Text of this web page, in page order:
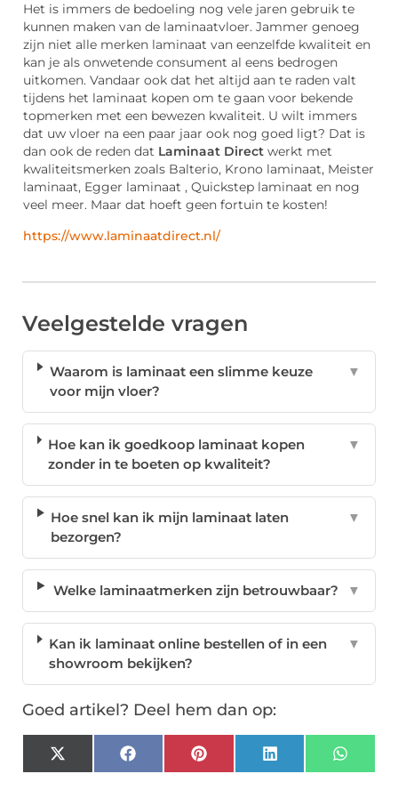
Het is immers de bedoeling nog vele jaren gebruik te
kunnen maken van de laminaatvloer. Jammer genoeg
zijn niet alle merken laminaat van eenzelfde kwaliteit en
kan je als onwetende consument al eens bedrogen
uitkomen. Vandaar ook dat het altijd aan te raden valt
tijdens het laminaat kopen om te gaan voor bekende
topmerken met een bewezen kwaliteit. U wilt immers
dat uw vloer na een paar jaar ook nog goed ligt? Dat is
dan ook de reden dat Laminaat Direct werkt met
kwaliteitsmerken zoals Balterio, Krono laminaat, Meister
laminaat, Egger laminaat , Quickstep laminaat en nog
veel meer. Maar dat hoeft geen fortuin te kosten!
https://www.laminaatdirect.nl/
Veelgestelde vragen
Waarom is laminaat een slimme keuze
voor mijn vloer?
▼
Hoe kan ik goedkoop laminaat kopen
zonder in te boeten op kwaliteit?
▼
Hoe snel kan ik mijn laminaat laten
bezorgen?
▼
Welke laminaatmerken zijn betrouwbaar? ▼
Kan ik laminaat online bestellen of in een
showroom bekijken?
▼
Goed artikel? Deel hem dan op:
X
(Twitter)
FacebookPinterest LinkedIn